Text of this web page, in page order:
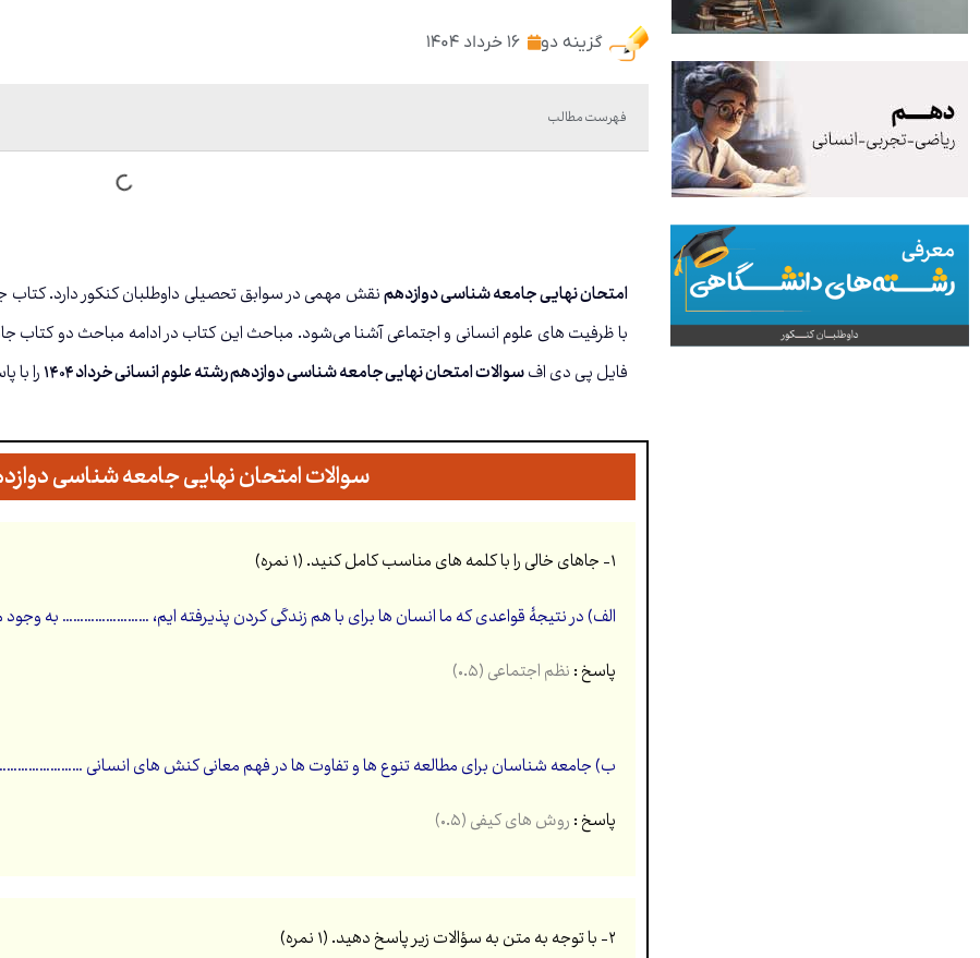
گزینه دو ۱۶ خرداد ۱۴۰۴
فهرست مطالب
امتحان نهایی جامعه شناسی دوازدهم
فایل پی دی افسوالات امتحان نهایی جامعه شناسی دوازدهم رشته علوم انسانی خرداد ۱۴۰۴ را با
سوالات امتحان نهایی جامعه شناسی دوازدهم
۱- جاهای خالی را با کلمه های مناسب کامل کنید. (۱ نمره)
الف) در نتیجۀ قواعدی که ما انسان ها برای با هم زندگی کردن پذیرفته ایم، …………………… به وجود
پاسخ :نظم اجتماعی (۰.۵)
ب) جامعه شناسان برای مطالعه تنوع ها و تفاوت ها در فهم معانی کنش های انسانی ……………………
پاسخ :روش های کیفی (۰.۵)
۲- با توجه به متن به سؤالات زیر پاسخ دهید. (۱ نمره)